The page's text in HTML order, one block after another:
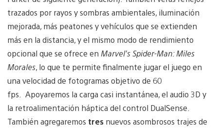
trazados por rayos y sombras ambientales, iluminación
mejorada, más peatones y vehículos que se extienden
más en la distancia, y el mismo modo de rendimiento
opcional que se ofrece en Marvel’s Spider-Man: Miles
Morales, lo que te permite finalmente jugar el juego en
una velocidad de fotogramas objetivo de 60
fps. Apoyaremos la carga casi instantánea, el audio 3D y
la retroalimentación háptica del control DualSense.
También agregaremos tres nuevos asombrosos trajes de